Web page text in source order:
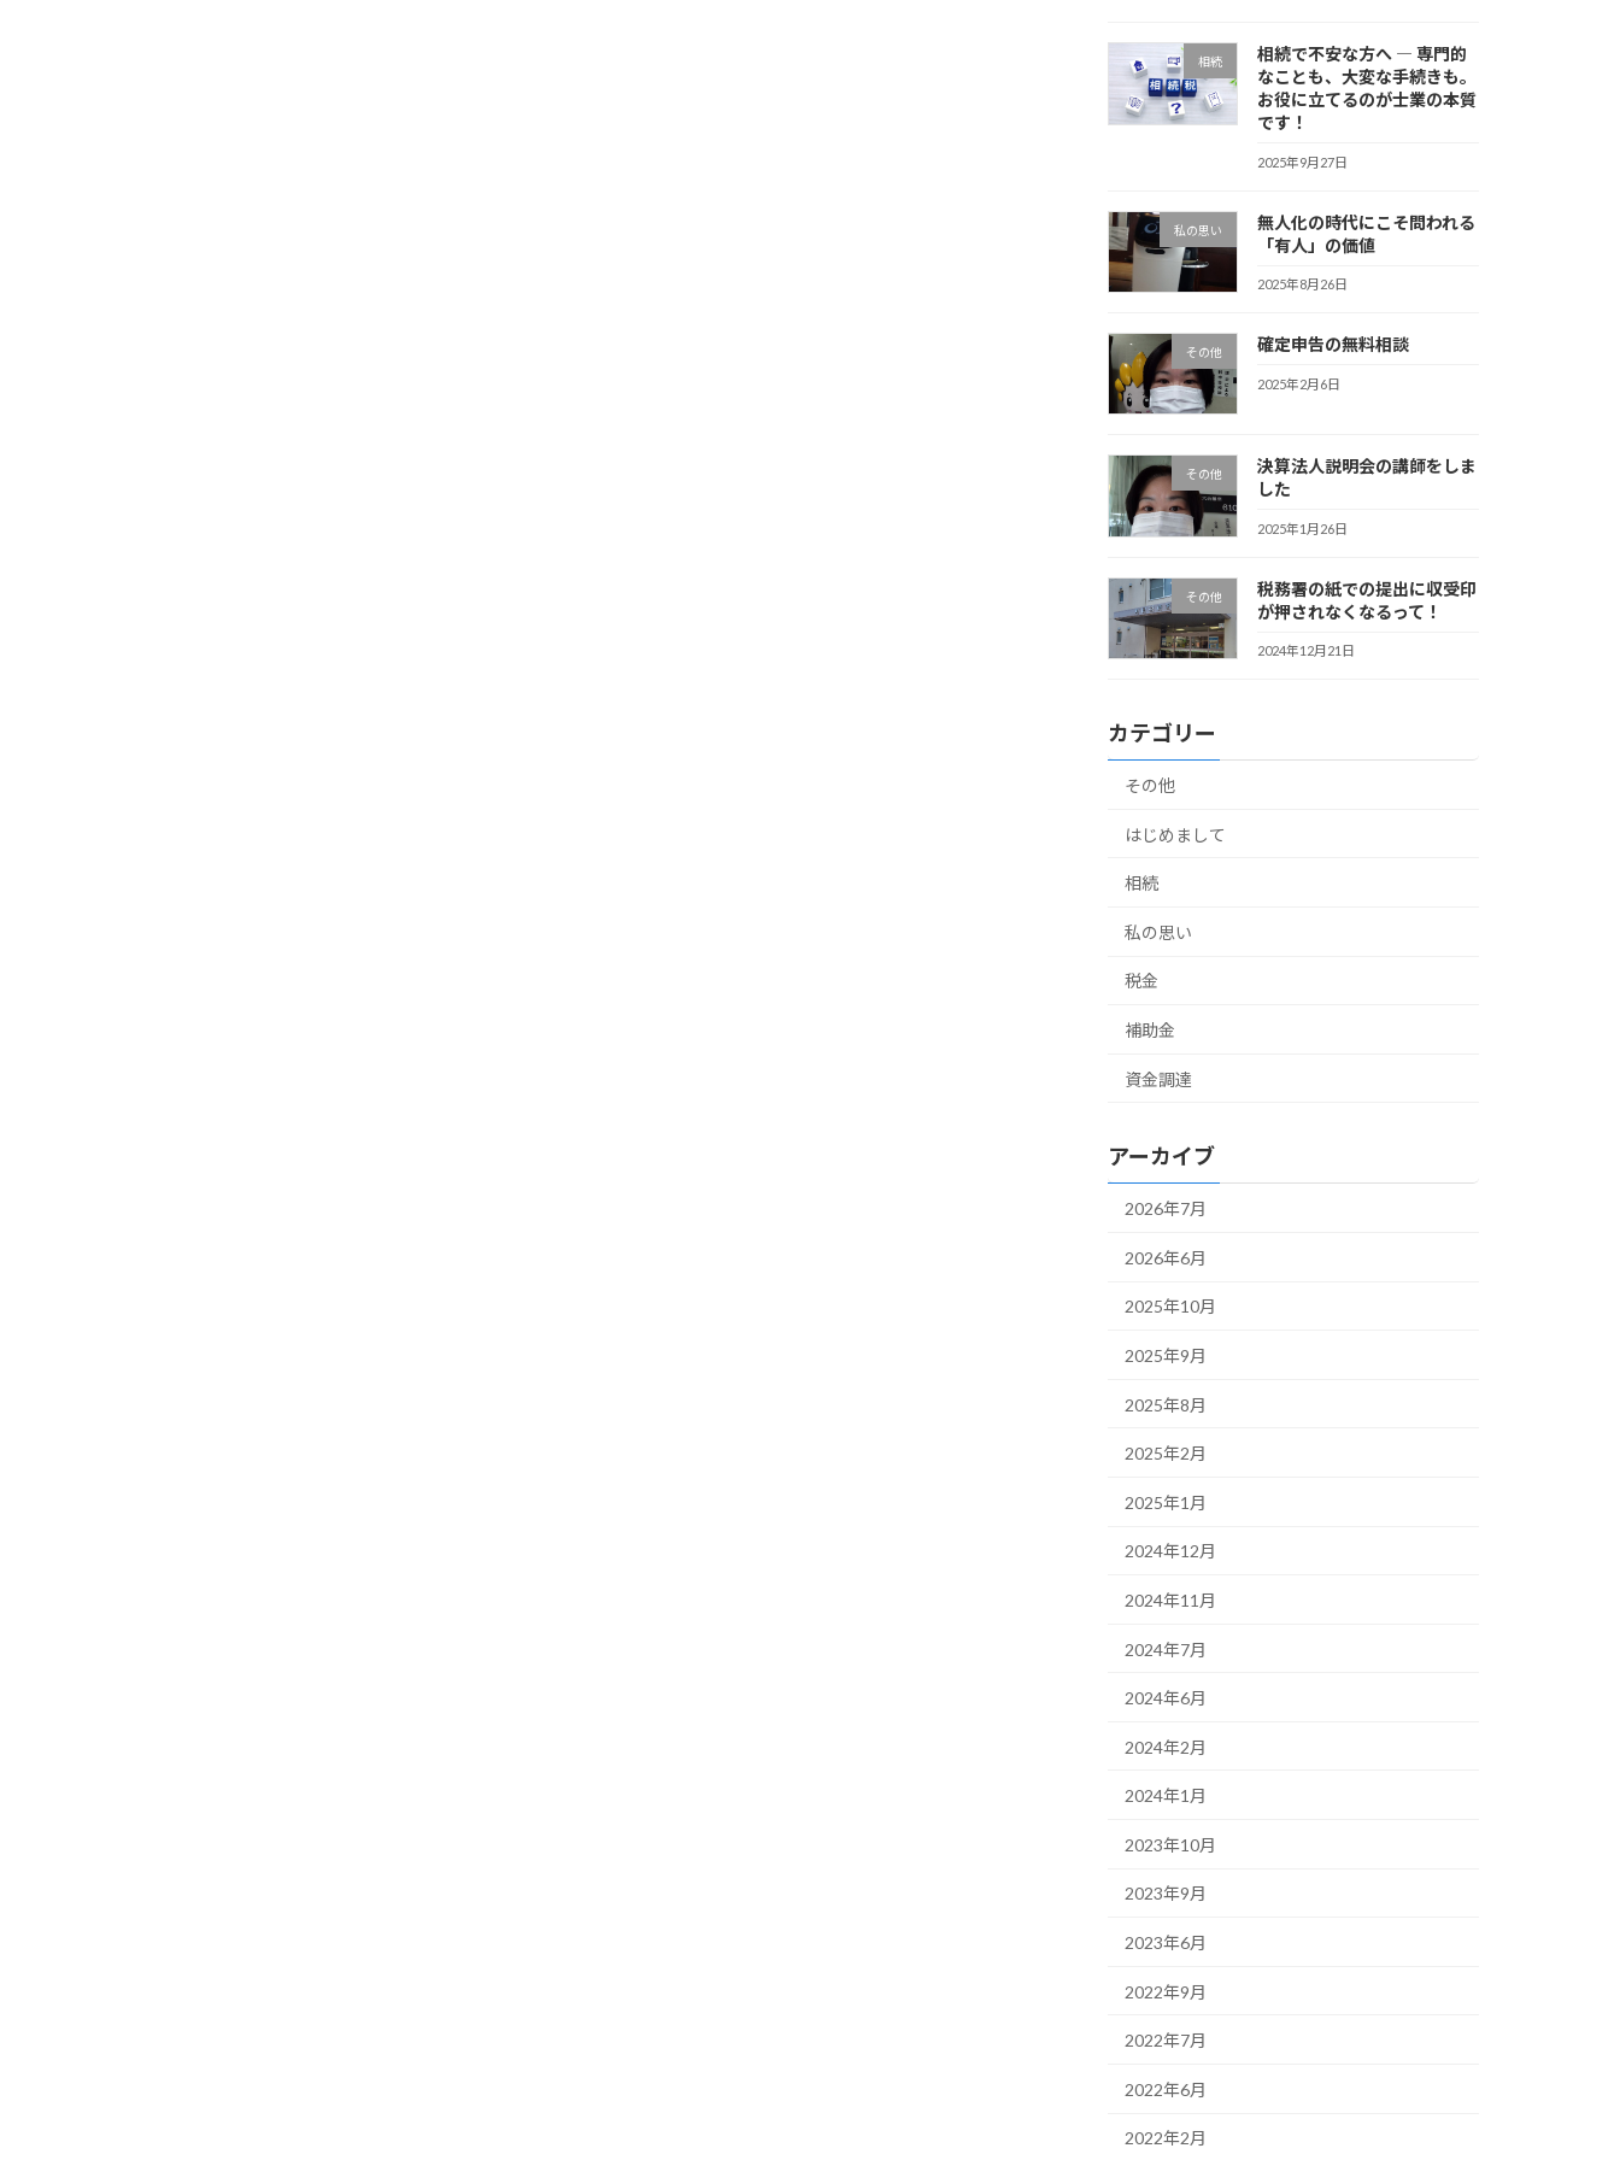
相続
相続で不安な方へ ― 専門的
なことも、大変な手続きも。
お役に立てるのが士業の本質
です！
2025年9月27日
私の思い
無人化の時代にこそ問われる
「有人」の価値
2025年8月26日
その他 確定申告の無料相談
2025年2月6日
その他
決算法人説明会の講師をしま
した
2025年1月26日
その他
税務署の紙での提出に収受印
が押されなくなるって！
2024年12月21日
カテゴリー
その他
はじめまして
相続
私の思い
税金
補助金
資金調達
アーカイブ
2026年7月
2026年6月
2025年10月
2025年9月
2025年8月
2025年2月
2025年1月
2024年12月
2024年11月
2024年7月
2024年6月
2024年2月
2024年1月
2023年10月
2023年9月
2023年6月
2022年9月
2022年7月
2022年6月
2022年2月